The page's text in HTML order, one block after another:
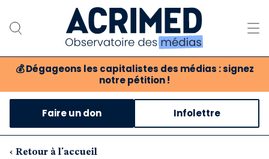
💰 Dégageons les capitalistes des médias : signez
notre pétition !
Notre association
Notre critique des médias
Nos propositions
Faire un don Infolettre
‹ Retour à l'accueil